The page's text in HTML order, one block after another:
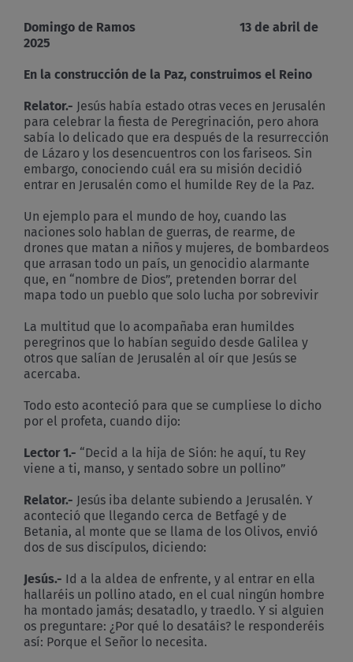
construcción
construimos
Domingo de Ramos 13 de abril de
2025
En la construcción de la Paz, construimos el Reino
Relator.- Jesús había estado otras veces en Jerusalén
para celebrar la fiesta de Peregrinación, pero ahora
sabía lo delicado que era después de la resurrección
de Lázaro y los desencuentros con los fariseos. Sin
embargo, conociendo cuál era su misión decidió
entrar en Jerusalén como el humilde Rey de la Paz.
Un ejemplo para el mundo de hoy, cuando las
naciones solo hablan de guerras, de rearme, de
drones que matan a niños y mujeres, de bombardeos
que arrasan todo un país, un genocidio alarmante
que, en “nombre de Dios”, pretenden borrar del
mapa todo un pueblo que solo lucha por sobrevivir
La multitud que lo acompañaba eran humildes
peregrinos que lo habían seguido desde Galilea y
otros que salían de Jerusalén al oír que Jesús se
acercaba.
Todo esto aconteció para que se cumpliese lo dicho
por el profeta, cuando dijo:
Lector 1.- “Decid a la hija de Sión: he aquí, tu Rey
viene a ti, manso, y sentado sobre un pollino”
Relator.- Jesús iba delante subiendo a Jerusalén. Y
aconteció que llegando cerca de Betfagé y de
Betania, al monte que se llama de los Olivos, envió
dos de sus discípulos, diciendo:
Jesús.- Id a la aldea de enfrente, y al entrar en ella
hallaréis un pollino atado, en el cual ningún hombre
ha montado jamás; desatadlo, y traedlo. Y si alguien
os preguntare: ¿Por qué lo desatáis? le responderéis
así: Porque el Señor lo necesita.